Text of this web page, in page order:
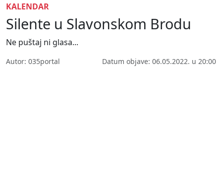
KALENDAR
Silente u Slavonskom Brodu
Ne puštaj ni glasa...
Autor: 035portal Datum objave: 06.05.2022. u 20:00